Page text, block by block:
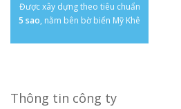
Được xây dựng theo tiêu chuẩn
5 sao, nằm bên bờ biển Mỹ Khê
Thông tin công ty